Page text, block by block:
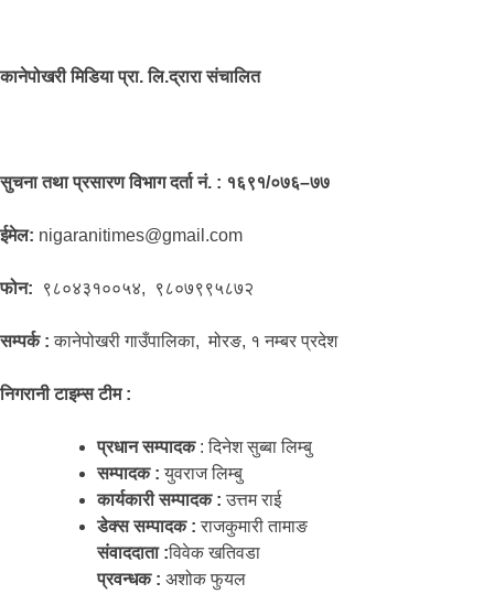
कानेपोखरी मिडिया प्रा. लि.द्रारा संचालित
सुचना तथा प्रसारण विभाग दर्ता नं. : १६९१/०७६–७७
ईमेल: nigaranitimes@gmail.com
फोन: ९८०४३१००५४, ९८०७९९५८७२
सम्पर्क :कानेपोखरी गाउँपालिका, मोरङ, १ नम्बर प्रदेश
निगरानी टाइम्स टीम :
प्रधान सम्पादक : दिनेश सुब्बा लिम्बु
सम्पादक :युवराज लिम्बु
कार्यकारी सम्पादक : उत्तम राई
डेक्स सम्पादक :राजकुमारी तामाङ
संवाददाता :विवेक खतिवडा
प्रवन्धक : अशोक फुयल